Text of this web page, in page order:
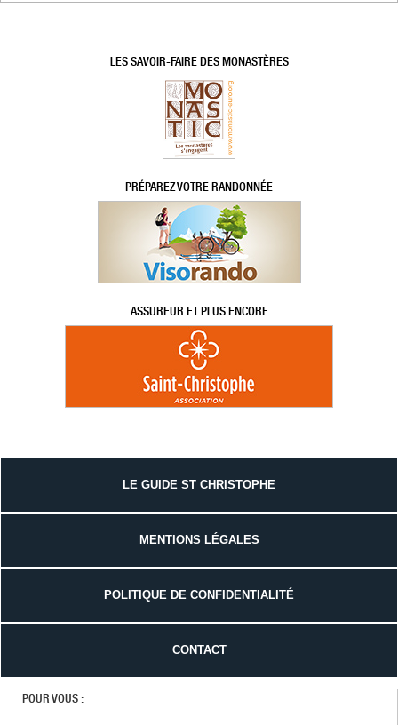
LES SAVOIR-FAIRE DES MONASTÈRES
PRÉPAREZ VOTRE RANDONNÉE
ASSUREUR ET PLUS ENCORE
LE GUIDE ST CHRISTOPHE
MENTIONS LÉGALES
POLITIQUE DE CONFIDENTIALITÉ
CONTACT
POUR VOUS :